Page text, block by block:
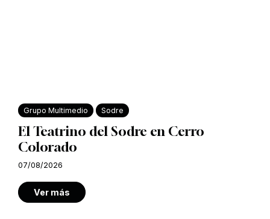
Grupo Multimedio Sodre
El Teatrino del Sodre en Cerro
Colorado
07/08/2026
Ver más